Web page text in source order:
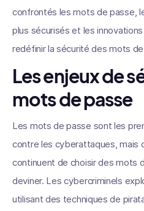
confrontés les mots de passe,
plus sécurisés et les
redéfinir la sécurité des mots
Les enjeux de
mots de passe
Les mots de passe sont les
contre les cyberattaques, mais
continuent de choisir des mots
deviner. Les cybercriminels
utilisant des techniques de